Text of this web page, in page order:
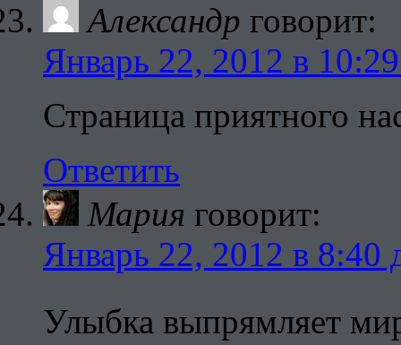
Александр говорит:
Январь 22, 2012 в
Страница приятного
Ответить
Мария говорит:
Январь 22, 2012 в 8:40
Улыбка выпрямляет